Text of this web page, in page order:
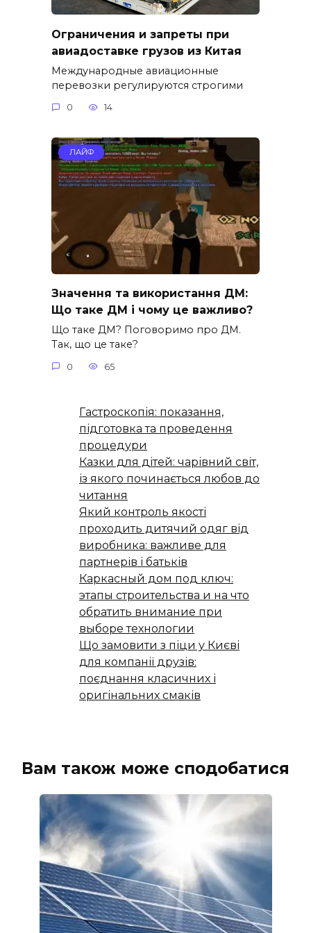
Ограничения и запреты при
авиадоставке грузов из Китая
Международные авиационные
перевозки регулируются строгими
0 14
ЛАЙФ
Значення та використання ДМ:
Що таке ДМ і чому це важливо?
Що таке ДМ? Поговоримо про ДМ.
Так, що це таке?
0 65
Гастроскопія: показання,
підготовка та проведення
процедури
Казки для дітей: чарівний світ,
із якого починається любов до
читання
Який контроль якості
проходить дитячий одяг від
виробника: важливе для
партнерів і батьків
Каркасный дом под ключ:
этапы строительства и на что
обратить внимание при
выборе технологии
Що замовити з піци у Києві
для компанії друзів:
поєднання класичних і
оригінальних смаків
Вам також може сподобатися